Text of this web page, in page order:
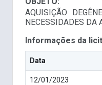
AQUISIÇÃO
NECESSIDADES DA
Informações da
Data
12/01/2023